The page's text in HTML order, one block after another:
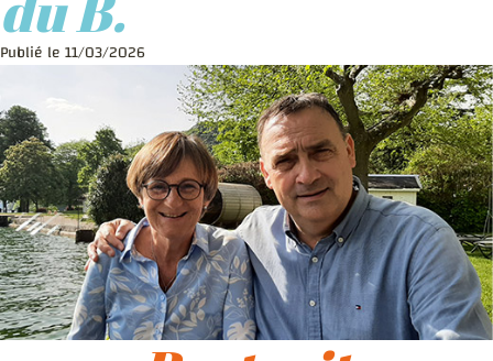
Publié le 11/03/2026